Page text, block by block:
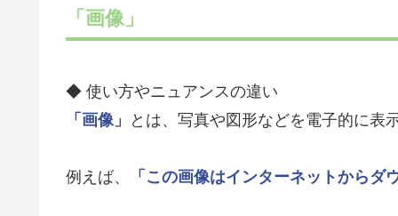
「画像」
◆ 使い方やニュアンスの違い
「画像」
とは、写真や図形などを電子的に表
例えば、 「この画像はインターネットからダ